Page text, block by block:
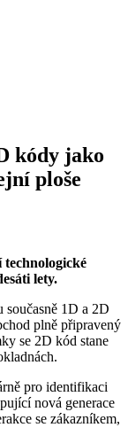
kódy jako
ploše
lety.
současně 1D a 2D
plně připravený
se 2D kód stane
pro identifikaci
nová generace
se zákazníkem,